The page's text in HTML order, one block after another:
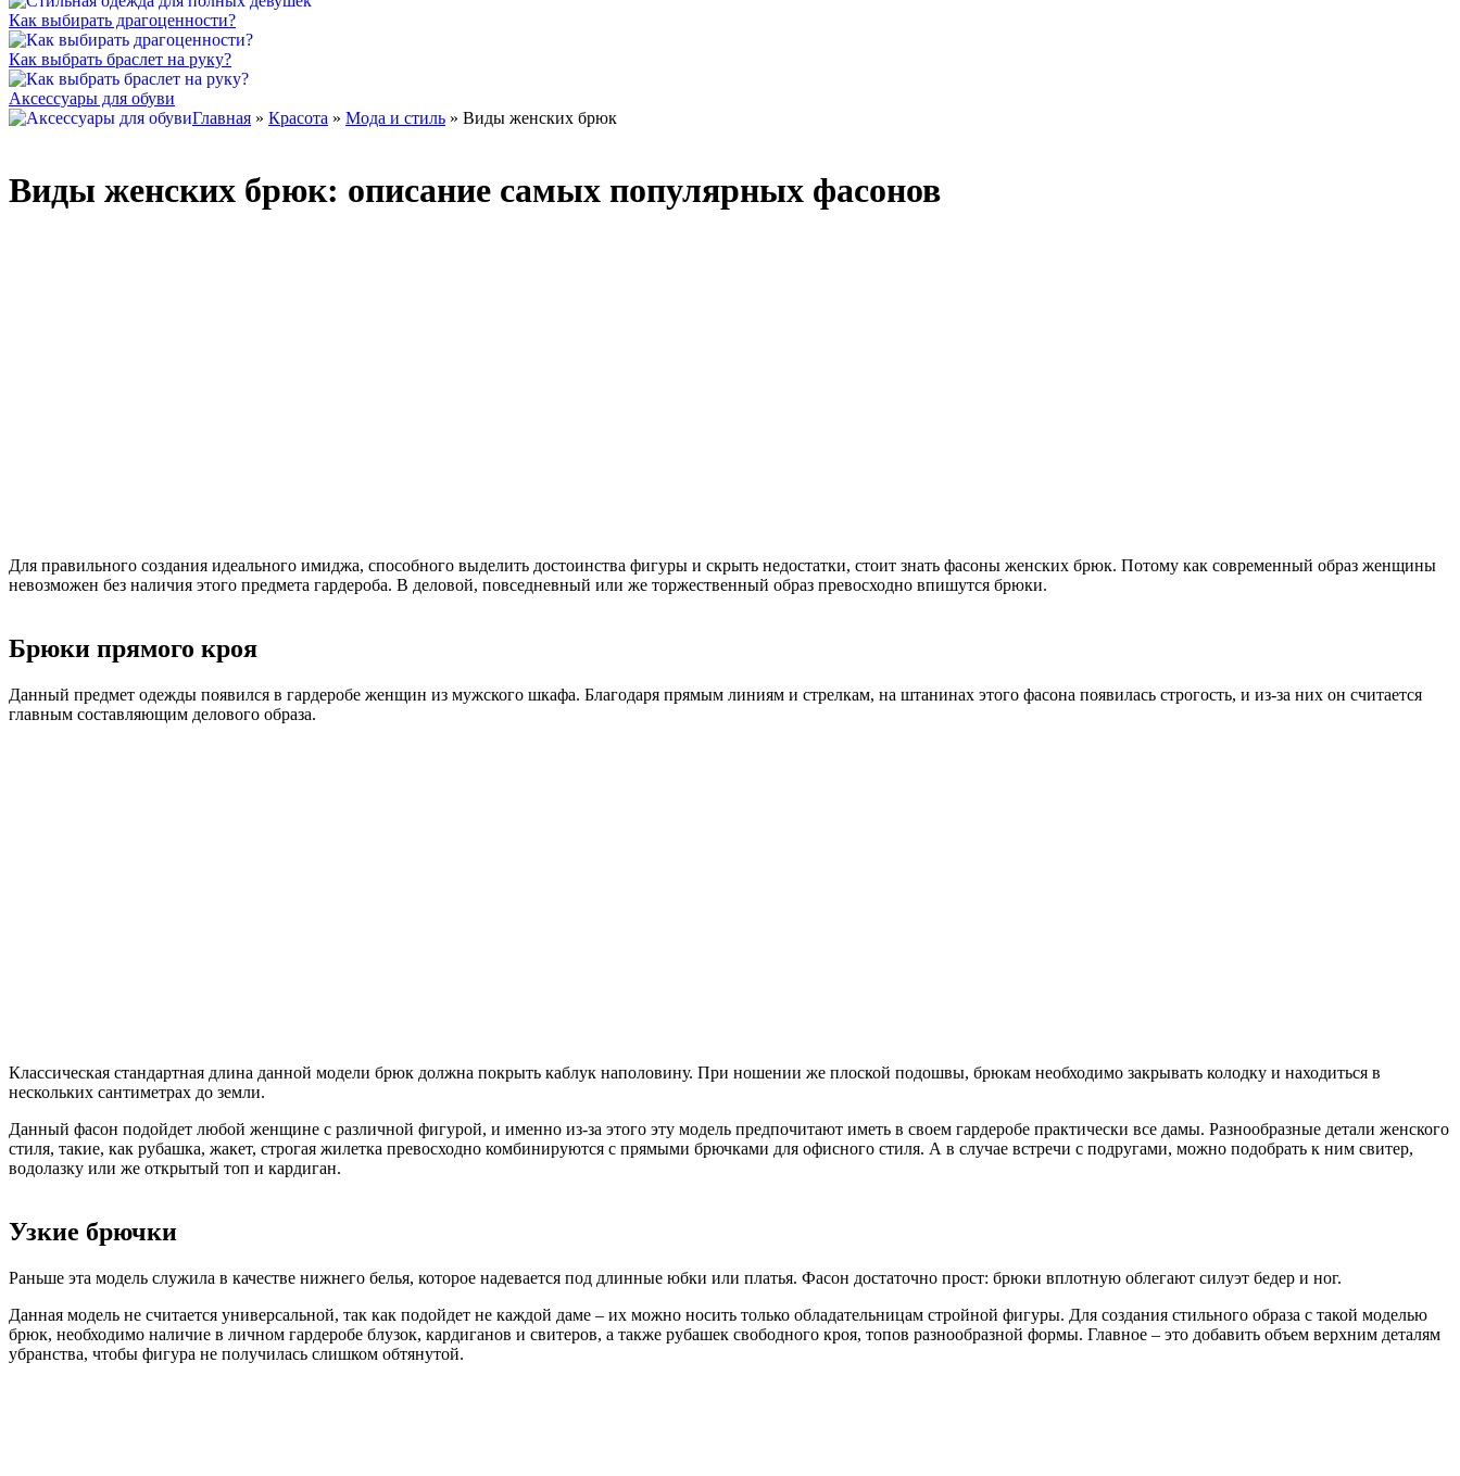
Как выбирать драгоценности?
Как выбрать браслет на руку?
Аксессуары для обуви
Главная » Красота » Мода и стиль » Виды женских брюк
Виды женских брюк: описание самых популярных фасонов
Для правильного создания идеального имиджа, способного выделить достоинства фигуры и скрыть недостатки, стоит знать фасоны женских брюк. Потому как современный образ женщины
невозможен без наличия этого предмета гардероба. В деловой, повседневный или же торжественный образ превосходно впишутся брюки.
Брюки прямого кроя
Данный предмет одежды появился в гардеробе женщин из мужского шкафа. Благодаря прямым линиям и стрелкам, на штанинах этого фасона появилась строгость, и из-за них он считается
главным составляющим делового образа.
Классическая стандартная длина данной модели брюк должна покрыть каблук наполовину. При ношении же плоской подошвы, брюкам необходимо закрывать колодку и находиться в
нескольких сантиметрах до земли.
Данный фасон подойдет любой женщине с различной фигурой, и именно из-за этого эту модель предпочитают иметь в своем гардеробе практически все дамы. Разнообразные детали женского
стиля, такие, как рубашка, жакет, строгая жилетка превосходно комбинируются с прямыми брючками для офисного стиля. А в случае встречи с подругами, можно подобрать к ним свитер,
водолазку или же открытый топ и кардиган.
Узкие брючки
Раньше эта модель служила в качестве нижнего белья, которое надевается под длинные юбки или платья. Фасон достаточно прост: брюки вплотную облегают силуэт бедер и ног.
Данная модель не считается универсальной, так как подойдет не каждой даме – их можно носить только обладательницам стройной фигуры. Для создания стильного образа с такой моделью
брюк, необходимо наличие в личном гардеробе блузок, кардиганов и свитеров, а также рубашек свободного кроя, топов разнообразной формы. Главное – это добавить объем верхним деталям
убранства, чтобы фигура не получилась слишком обтянутой.